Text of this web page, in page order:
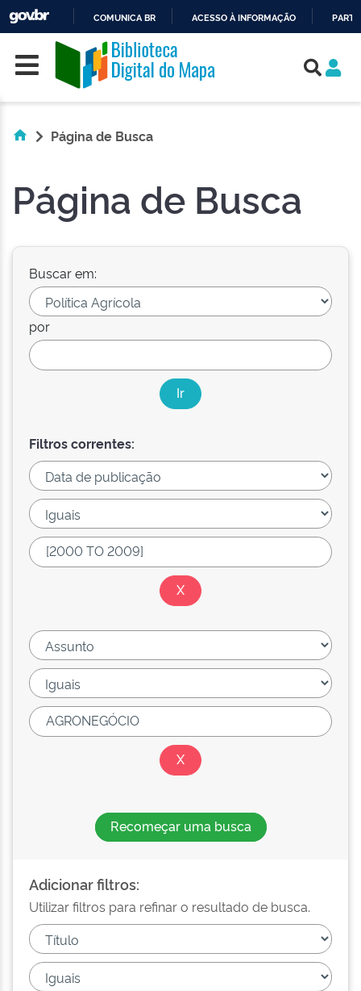
O
CONTEÚDO
COMUNICA BR ACESSO À INFORMAÇÃO
Skip navigation
Página de Busca
Página de Busca
Buscar em:
por
Filtros correntes:
Recomeçar uma busca
Adicionar filtros:
Utilizar filtros para refinar o resultado de busca.